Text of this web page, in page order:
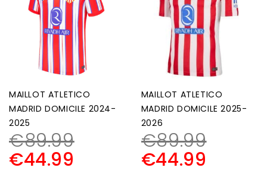
MAILLOT ATLETICO
MADRID DOMICILE 2024-
2025
€89.99
€44.99
MAILLOT ATLETICO
MADRID DOMICILE 2025-
2026
€89.99
€44.99